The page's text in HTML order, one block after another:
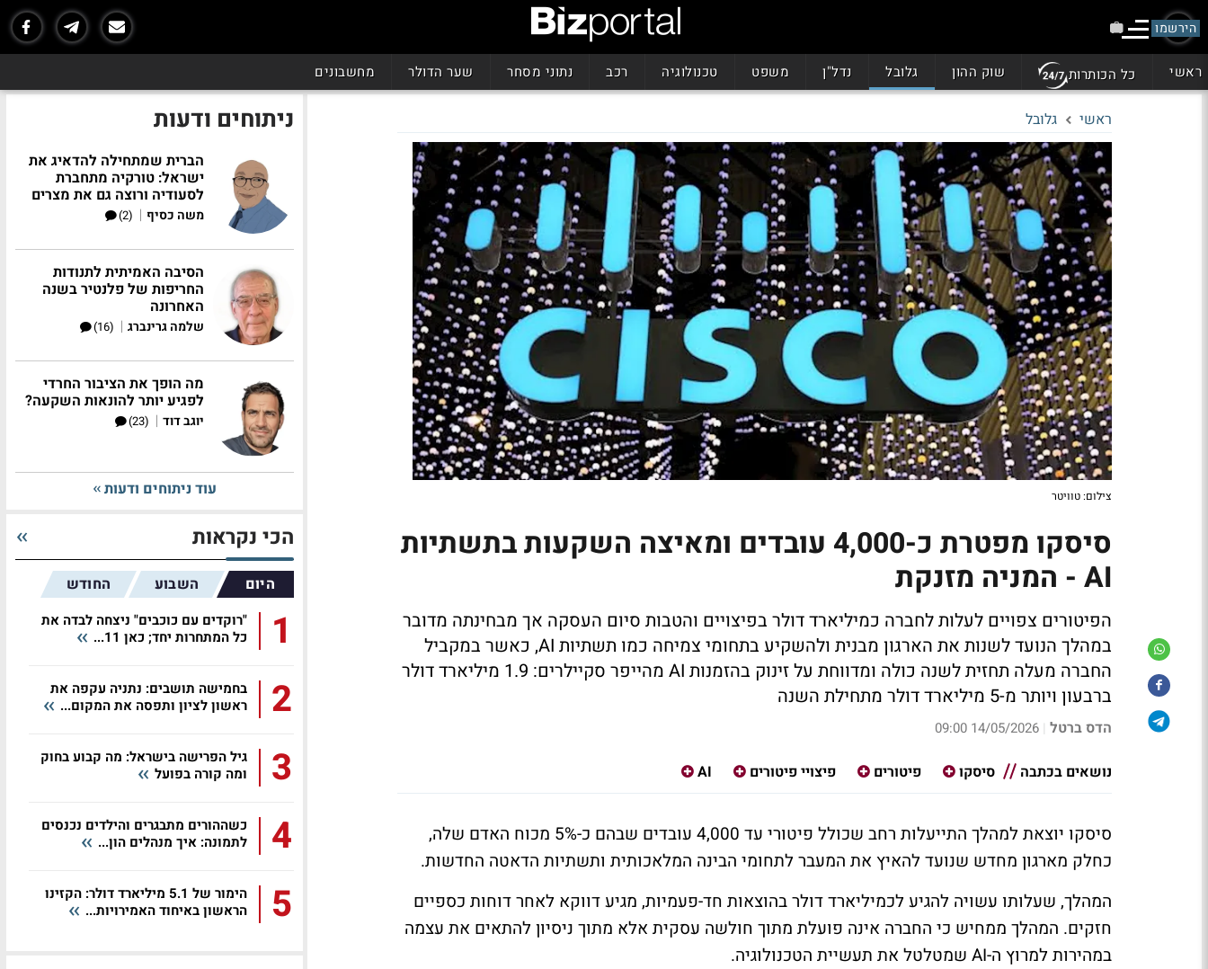
הירשמו
ראשי כל הכותרות שוק ההון גלובל נדל"ן משפט טכנולוגיה רכב נתוני מסחר שער הדולר מחשבונים
ראשי גלובל
צילום: טוויטר
סיסקו מפטרת כ-4,000 עובדים ומאיצה השקעות בתשתיות
AI - המניה מזנקת
הפיטורים צפויים לעלות לחברה כמיליארד דולר בפיצויים והטבות סיום העסקה אך מבחינתה מדובר
במהלך הנועד לשנות את הארגון מבנית ולהשקיע בתחומי צמיחה כמו תשתיות AI, כאשר במקביל
החברה מעלה תחזית לשנה כולה ומדווחת על זינוק בהזמנות AI מהייפר סקיילרים: 1.9 מיליארד דולר
ברבעון ויותר מ-5 מיליארד דולר מתחילת השנה
הדס ברטל |
14/05/2026 09:00
נושאים בכתבה סיסקו פיטורים פיצויי פיטורים AI
סיסקו
יוצאת למהלך התייעלות רחב שכולל פיטורי עד 4,000 עובדים שבהם כ-5% מכוח האדם שלה,
כחלק מארגון מחדש שנועד להאיץ את המעבר לתחומי הבינה המלאכותית ותשתיות הדאטה החדשות.
המהלך, שעלותו עשויה להגיע לכמיליארד דולר בהוצאות חד-פעמיות, מגיע דווקא לאחר דוחות כספיים
חזקים. המהלך ממחיש כי החברה אינה פועלת מתוך חולשה עסקית אלא מתוך ניסיון להתאים את עצמה
במהירות למרוץ ה-AI שמטלטל את תעשיית הטכנולוגיה.
ניתוחים ודעות
הברית שמתחילה להדאיג את
ישראל: טורקיה מתחברת
לסעודיה ורוצה גם את מצרים
משה כסיף |
(2)
הסיבה האמיתית לתנודות
החריפות של פלנטיר בשנה
האחרונה
שלמה גרינברג |
(16)
מה הופך את הציבור החרדי
לפגיע יותר להונאות השקעה?
יוגב דוד |
(23)
עוד ניתוחים ודעות
הכי נקראות
היום השבוע החודש
1
"רוקדים עם כוכבים" ניצחה לבדה את
כל המתחרות יחד; כאן 11...
2
בחמישה תושבים: נתניה עקפה את
ראשון לציון ותפסה את המקום...
3
גיל הפרישה בישראל: מה קבוע בחוק
ומה קורה בפועל
4
כשההורים מתבגרים והילדים נכנסים
לתמונה: איך מנהלים הון...
5
הימור של 5.1 מיליארד דולר: הקזינו
הראשון באיחוד האמירויות...